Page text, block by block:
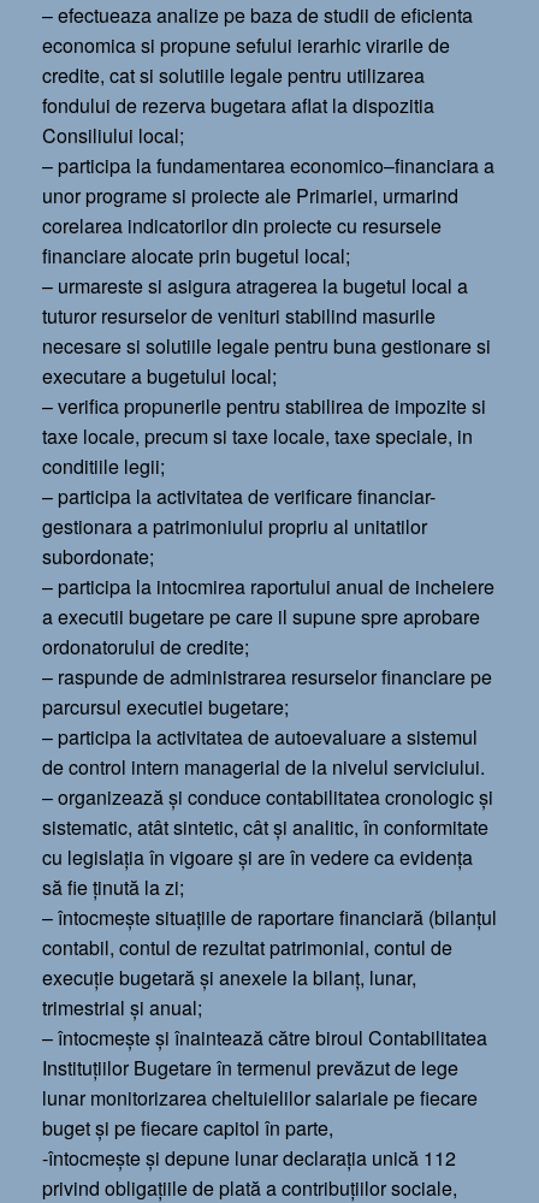
– efectueaza analize pe baza de studii de eficienta
economica si propune sefului ierarhic virarile de
credite, cat si solutiile legale pentru utilizarea
fondului de rezerva bugetara aflat la dispozitia
Consiliului local;
– participa la fundamentarea economico–financiara a
unor programe si proiecte ale Primariei, urmarind
corelarea indicatorilor din proiecte cu resursele
financiare alocate prin bugetul local;
– urmareste si asigura atragerea la bugetul local a
tuturor resurselor de venituri stabilind masurile
necesare si solutiile legale pentru buna gestionare si
executare a bugetului local;
– verifica propunerile pentru stabilirea de impozite si
taxe locale, precum si taxe locale, taxe speciale, in
conditiile legii;
– participa la activitatea de verificare financiar-
gestionara a patrimoniului propriu al unitatilor
subordonate;
– participa la intocmirea raportului anual de incheiere
a executii bugetare pe care il supune spre aprobare
ordonatorului de credite;
– raspunde de administrarea resurselor financiare pe
parcursul executiei bugetare;
– participa la activitatea de autoevaluare a sistemul
de control intern managerial de la nivelul serviciului.
– organizează şi conduce contabilitatea cronologic şi
sistematic, atât sintetic, cât şi analitic, în conformitate
cu legislaţia în vigoare şi are în vedere ca evidenţa
să fie ţinută la zi;
– întocmeşte situaţiile de raportare financiară (bilanţul
contabil, contul de rezultat patrimonial, contul de
execuţie bugetară şi anexele la bilanţ, lunar,
trimestrial şi anual;
– întocmeşte şi înaintează către biroul Contabilitatea
Instituţiilor Bugetare în termenul prevăzut de lege
lunar monitorizarea cheltuielilor salariale pe fiecare
buget şi pe fiecare capitol în parte,
-întocmeşte şi depune lunar declaraţia unică 112
privind obligaţiile de plată a contribuţiilor sociale,